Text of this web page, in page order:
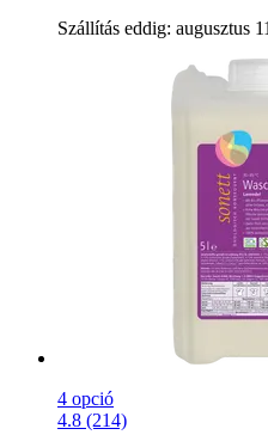
Szállítás eddig: augusztus
4 opció
4.8 (214)